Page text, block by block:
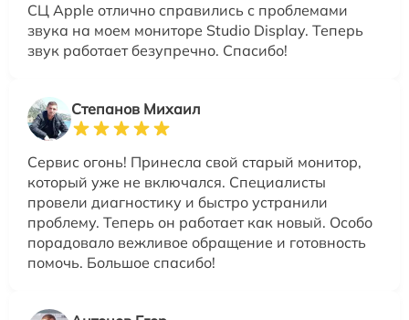
СЦ Apple отлично справились с проблемами
звука на моем мониторе Studio Display. Теперь
звук работает безупречно. Спасибо!
Степанов Михаил
Сервис огонь! Принесла свой старый монитор,
который уже не включался. Специалисты
провели диагностику и быстро устранили
проблему. Теперь он работает как новый. Особо
порадовало вежливое обращение и готовность
помочь. Большое спасибо!